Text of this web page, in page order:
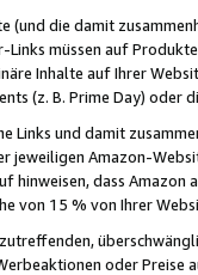
(und die damit
Links müssen auf
Inhalte auf Ihrer
(z. B. Prime Day)
Links und damit
jeweiligen Amazon-
hinweisen, dass Amazon
von 15 % von Ihrer
oder Preise